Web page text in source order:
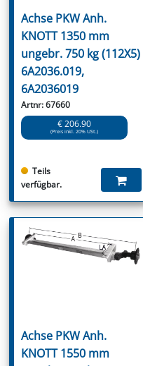
Achse PKW Anh.
KNOTT 1350 mm
ungebr. 750 kg (112X5)
6A2036.019,
6A2036019
Artnr: 67660
€ 206.90
(Preis inkl. 20% USt.)
Teils
verfügbar.
Achse PKW Anh.
KNOTT 1550 mm